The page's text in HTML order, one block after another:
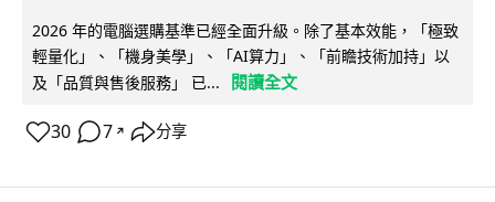
2026 年的電腦選購基準已經全面升級。除了基本效能，「極致
輕量化」、「機身美學」、「AI算力」、「前瞻技術加持」以
及「品質與售後服務」 已...
閱讀全文
30 7 ↗ 分享